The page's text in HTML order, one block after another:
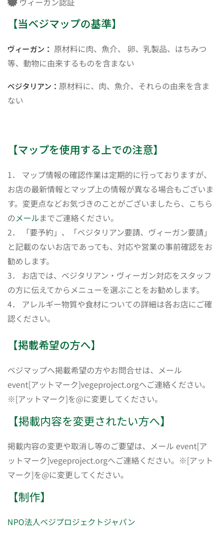
【当ベジマップの基準】
ヴィーガン： 原材料に肉、魚介、 卵、乳製品、はちみつ
等、動物に由来するものを含まない
ベジタリアン： 原材料に、肉、魚介、それらの由来を含ま
ない
【マップを使用する上での注意】
1． マップ情報の確認作業は定期的に行っておりますが、
お店の最新情報とマップ上の情報が異なる場合もございま
す。変更点などお気づきのことがございましたら、こちら
のメールまでご連絡ください。
2． 「要予約」、「ベジタリアン要請、ヴィーガン要請」
と記載のないお店であっても、対応や営業の事前確認をお
勧めします。
3． お店では、ベジタリアン・ヴィーガン対応をスタッフ
の方に伝えてからメニューを選ぶことをお勧めします。
4． アレルギー物質や食材についての詳細は各お店にご確
認ください。
【掲載希望の方へ】
ベジマップへ掲載希望の方やお問合せは、メール
event[アットマーク]vegeproject.orgへご連絡ください。
※[アットマーク]を@に変更してください。
【掲載内容を変更されたい方へ】
掲載内容の変更や取消し等のご要望は、メール event[ア
ットマーク]vegeproject.orgへご連絡ください。※[アット
マーク]を@に変更してください。
【制作】
NPO法人ベジプロジェクトジャパン